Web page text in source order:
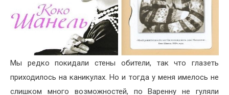
Мы редко покидали стены обители, так что глазеть
приходилось на каникулах. Но и тогда у меня имелось не
слишком много возможностей, по Варенну не гуляли